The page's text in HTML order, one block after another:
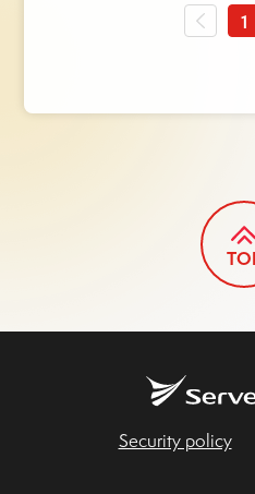
前1
Security policy